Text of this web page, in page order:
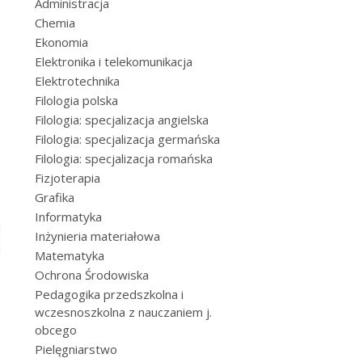
Administracja
Chemia
Ekonomia
Elektronika i telekomunikacja
Elektrotechnika
Filologia polska
Filologia: specjalizacja angielska
Filologia: specjalizacja germańska
Filologia: specjalizacja romańska
Fizjoterapia
Grafika
Informatyka
Inżynieria materiałowa
Matematyka
Ochrona Środowiska
Pedagogika przedszkolna i
wczesnoszkolna z nauczaniem j.
obcego
Pielęgniarstwo